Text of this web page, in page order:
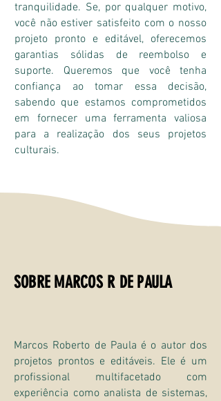
tranquilidade. Se, por qualquer motivo,
você não estiver satisfeito com o nosso
projeto pronto e editável, oferecemos
garantias sólidas de reembolso e
suporte. Queremos que você tenha
confiança ao tomar essa decisão,
sabendo que estamos comprometidos
em fornecer uma ferramenta valiosa
para a realização dos seus projetos
culturais.
SOBRE MARCOS R DE PAULA
Marcos Roberto de Paula é o autor dos
projetos prontos e editáveis. Ele é um
profissional multifacetado com
experiência como analista de sistemas,